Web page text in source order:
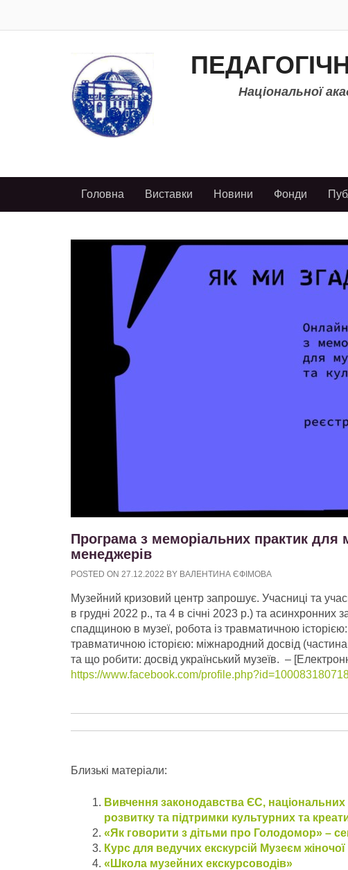
Національної
Головна Виставки Новини Фонди
Програма з меморіальних практик для
менеджерів
POSTED ON 27.12.2022 BY ВАЛЕНТИНА ЄФІМОВА
Музейний кризовий центр запрошує. Учасниці та
в грудні 2022 р., та 4 в січні 2023 р.) та асинхронних
спадщиною в музеї, робота із травматичною
травматичною історією: міжнародний досвід
та що робити: досвід український музеїв. –
https://www.facebook.com/
Близькі матеріали:
Вивчення законодавства ЄС,
розвитку та підтримки культурних та
«Як говорити з дітьми про Голодомор» –
Курс для ведучих екскурсій Музеєм жіночої
«Школа музейних екскурсоводів»